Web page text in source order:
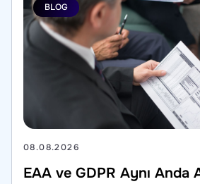
BLOG
08.08.2026
EAA ve GDPR Aynı Anda